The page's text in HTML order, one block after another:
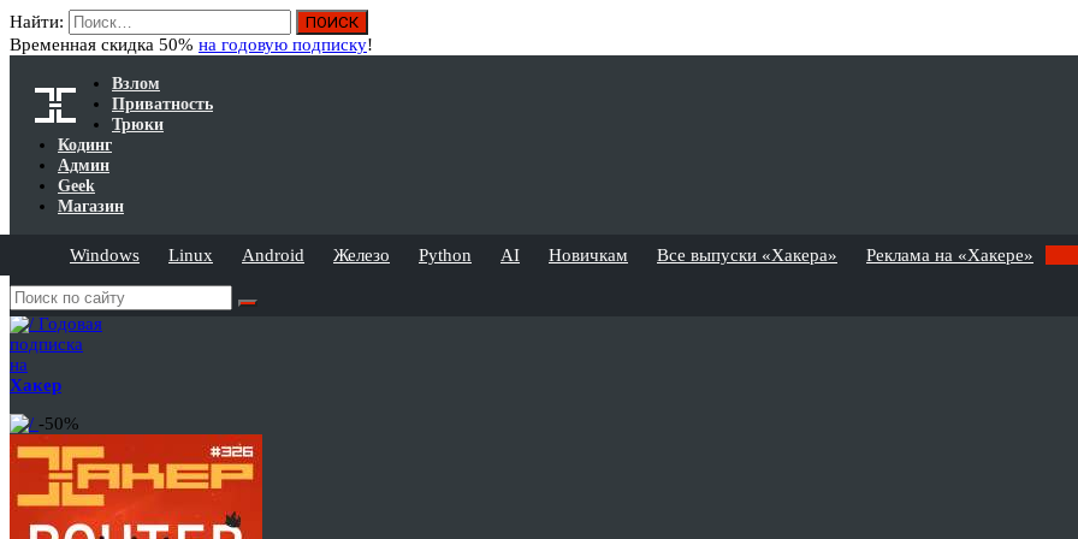
Найти:
Временная скидка 50% на годовую подписку!
Взлом
Приватность
Трюки
Кодинг
Админ
Geek
Магазин
Windows Linux Android Железо Python AI Новичкам Все выпуски «Хакера» Реклама на «Хакере»
Годовая
подписка
на
Хакер
-50%